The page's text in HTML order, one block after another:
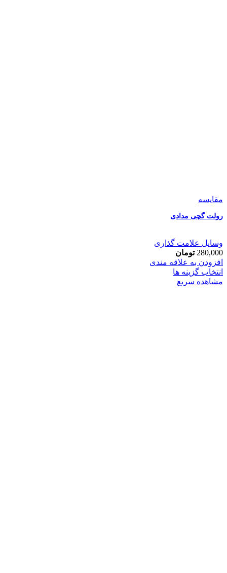
مقایسه
رولت گچی مدادی
وسایل علامت گذاری
280,000 تومان
افزودن به علاقه مندی
انتخاب گزینه ها
مشاهده سریع